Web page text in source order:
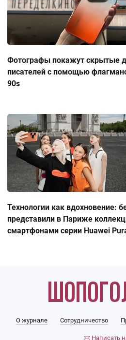
Фотографы покажут скрытые
писателей с помощью
90s
Технологии как вдохновение:
представили в Париже
смартфонами серии Huawei
О журнале Сотрудничество
Написать